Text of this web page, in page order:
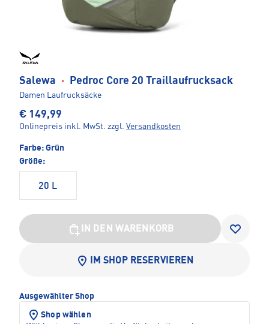
Salewa · Pedroc Core 20 Traillaufrucksack
Damen Laufrucksäcke
€ 149,99
Onlinepreis inkl. MwSt. zzgl. Versandkosten
Farbe: Grün
Größe:
20 L
IN DEN WARENKORB
IM SHOP RESERVIEREN
Ausgewählter Shop
Shop wählen